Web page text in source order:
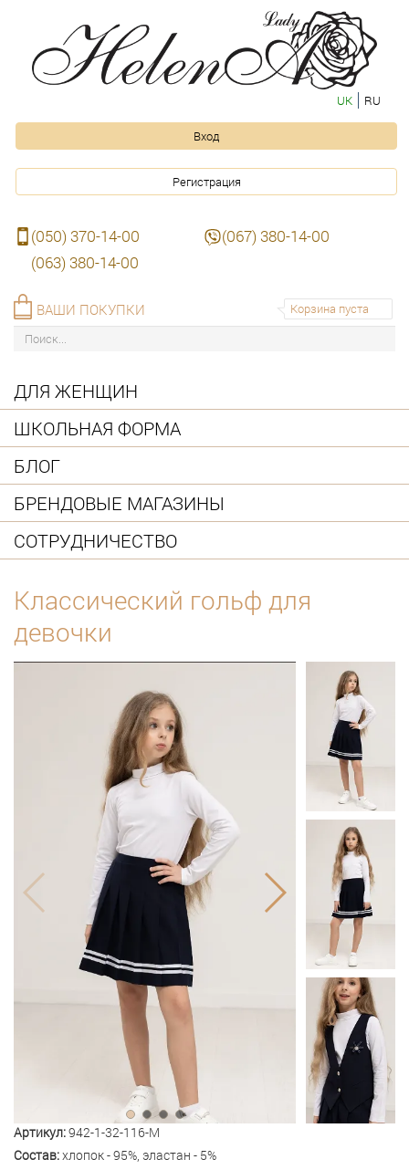
UK RU
Вход
Регистрация
(050) 370-14-00
(067) 380-14-00
(063) 380-14-00
Корзина пуста
ВАШИ ПОКУПКИ
ДЛЯ ЖЕНЩИН
ШКОЛЬНАЯ ФОРМА
БЛОГ
БРЕНДОВЫЕ МАГАЗИНЫ
СОТРУДНИЧЕСТВО
Классический гольф для
девочки
Артикул:942-1-32-116-M
Состав:хлопок - 95%, эластан - 5%